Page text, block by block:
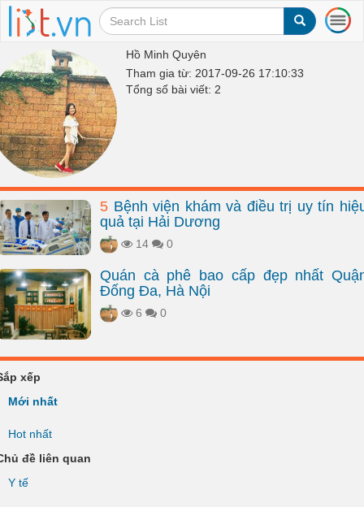
T
o
a
t
Hồ Minh Quyên
Tham gia từ: 2017-09-26 17:10:33
Tổng số bài viết: 2
5 Bệnh viện khám và điều trị uy tín
quả tại Hải Dương
14 0
Quán cà phê bao cấp đẹp nhất
Đống Đa, Hà Nội
6 0
xếp
Mới nhất
Hot nhất
đề liên quan
Y tế